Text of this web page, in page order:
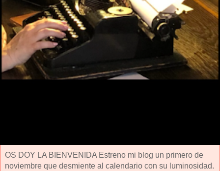
OS DOY LA BIENVENIDA Estreno mi blog un primero de
noviembre que desmiente al calendario con su luminosidad.